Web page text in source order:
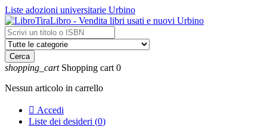
Liste adozioni universitarie Urbino
Cerca
shopping_cart Shopping cart 0
Nessun articolo in carrello
 Accedi
Liste dei desideri (0)